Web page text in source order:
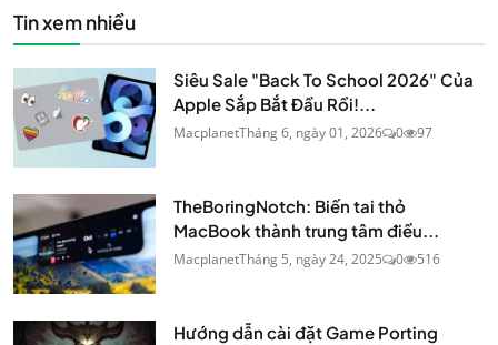
Tin xem nhiều
Siêu Sale "Back To School 2026" Của
Apple Sắp Bắt Đầu Rồi!...
MacplanetTháng 6, ngày 01, 2026 0 97
TheBoringNotch: Biến tai thỏ
MacBook thành trung tâm điều...
MacplanetTháng 5, ngày 24, 2025 0 516
Hướng dẫn cài đặt Game Porting